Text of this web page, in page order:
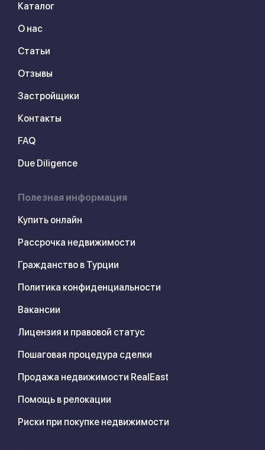
Каталог
О нас
Статьи
Отзывы
Застройщики
Контакты
FAQ
Due Diligence
Полезная информация
Купить онлайн
Рассрочка недвижимости
Гражданство в Турции
Политика конфиденциальности
Вакансии
Лицензия и правовой статус
Пошаговая процедура сделки
Продажа недвижимости RealEast
Помощь в релокации
Риски при покупке недвижимости